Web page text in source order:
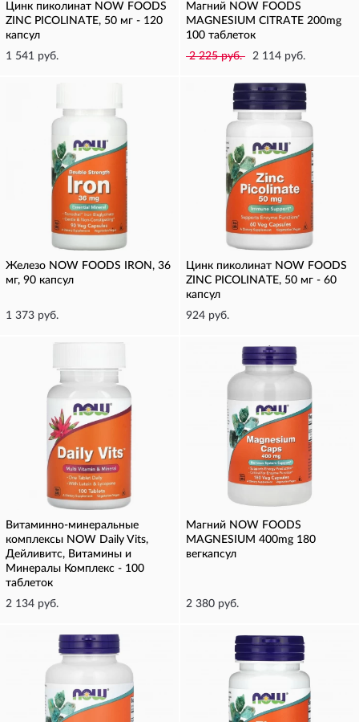
Цинк пиколинат NOW FOODS
ZINC PICOLINATE, 50 мг - 120
капсул
1 541 руб.
Магний NOW FOODS
MAGNESIUM CITRATE 200mg
100 таблеток
2 225 руб.
2 114 руб.
Железо NOW FOODS IRON, 36
мг, 90 капсул
1 373 руб.
Цинк пиколинат NOW FOODS
ZINC PICOLINATE, 50 мг - 60
капсул
924 руб.
Витаминно-минеральные
комплексы NOW Daily Vits,
Дейливитс, Витамины и
Минералы Комплекс - 100
таблеток
2 134 руб.
Магний NOW FOODS
MAGNESIUM 400mg 180
вегкапсул
2 380 руб.